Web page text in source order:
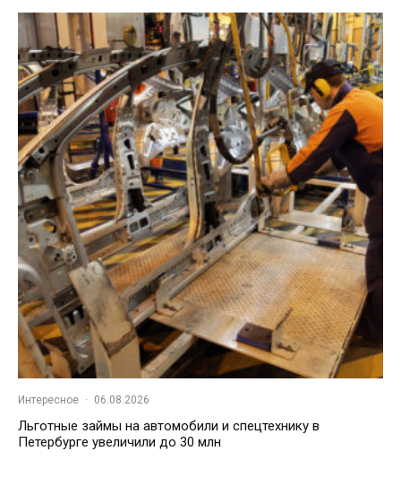
Интересное · 06.08.2026
Льготные займы на автомобили и спецтехнику в
Петербурге увеличили до 30 млн